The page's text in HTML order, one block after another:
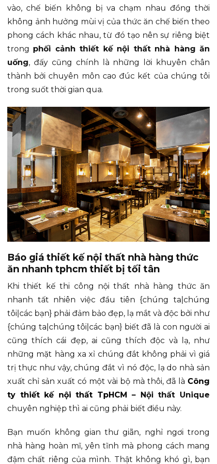
vào, chế biến không bị va chạm nhau đồng thời
không ảnh hưởng mùi vị của thức ăn chế biến theo
phong cách khác nhau, từ đó tạo nên sự riêng biệt
trong phối cảnh thiết kế nội thất nhà hàng ăn
uống, đấy cũng chính là những lời khuyên chân
thành bởi chuyên môn cao đúc kết của chúng tôi
trong suốt thời gian qua.
Báo giá thiết kế nội thất nhà hàng thức
ăn nhanh tphcm thiết bị tối tân
Khi thiết kế thi công nội thất nhà hàng thức ăn
nhanh tất nhiên việc đầu tiên {chúng ta|chúng
tôi|các bạn} phải đảm bảo đẹp, lạ mắt và độc bởi như
{chúng ta|chúng tôi|các bạn} biết đã là con người ai
cũng thích cái đẹp, ai cũng thích độc và lạ, như
những mặt hàng xa xỉ chúng đắt không phải vì giá
trị thực như vậy, chúng đắt vì nó độc, lạ do nhà sản
xuất chỉ sản xuất có một vài bộ mà thôi, đã là Công
ty thiết kế nội thất TpHCM – Nội thất Unique
chuyên nghiệp thì ai cũng phải biết điều này.
Bạn muốn không gian thư giãn, nghỉ ngơi trong
nhà hàng hoàn mĩ, yên tĩnh mà phong cách mang
đậm chất riêng của mình. Thật không khó gì, bạn